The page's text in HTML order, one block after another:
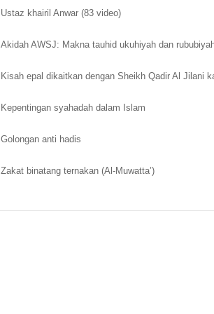
Ustaz khairil Anwar (83 video)
Akidah AWSJ: Makna tauhid ukuhiyah dan
Kisah epal dikaitkan dengan Sheikh Qadir Al Jilani
Kepentingan syahadah dalam Islam
Golongan anti hadis
Zakat binatang ternakan (Al-Muwatta’)